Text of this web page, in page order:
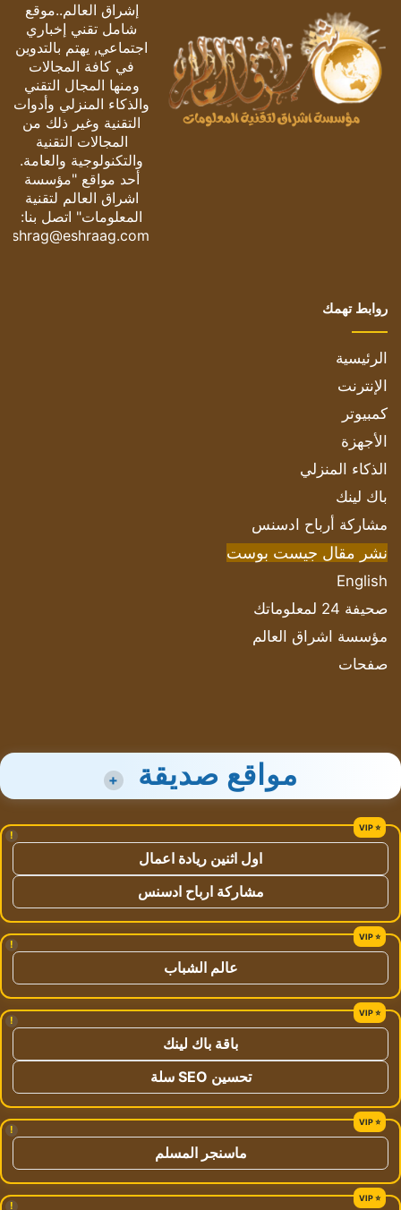
إشراق العالم..موقع
شامل تقني إخباري
اجتماعي, يهتم بالتدوين
في كافة المجالات
ومنها المجال التقني
والذكاء المنزلي وأدوات
التقنية وغير ذلك من
المجالات التقنية
والتكنولوجية والعامة.
أحد مواقع "مؤسسة
اشراق العالم لتقنية
المعلومات" اتصل بنا:
eshrag@eshraag.com
روابط تهمك
الرئيسية
الإنترنت
كمبيوتر
الأجهزة
الذكاء المنزلي
باك لينك
مشاركة أرباح ادسنس
نشر مقال جيست بوست
English
صحيفة 24 لمعلوماتك
مؤسسة اشراق العالم
صفحات
مواقع صديقة +
!
اول اثنين ريادة اعمال
مشاركة ارباح ادسنس
!
عالم الشباب
!
باقة باك لينك
تحسين SEO سلة
!
ماسنجر المسلم
!